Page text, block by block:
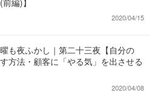
2020/04/15
も夜ふかし｜第二十三夜【自分の
方法・顧客に「やる気」を出させる
2020/04/08